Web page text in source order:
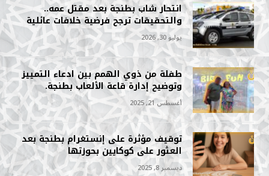
انتحار شاب بطنجة بعد مقتل عمه..
والتحقيقات ترجح فرضية خلافات عائلية
يوليو 30, 2026
طفلة من ذوي الهمم بين ادعاء التمييز
وتوضيح إدارة قاعة الألعاب بطنجة.
أغسطس 21, 2025
توقيف مؤثرة على إنستغرام بطنجة بعد
العثور على كوكايين بحوزتها
ديسمبر 8, 2025